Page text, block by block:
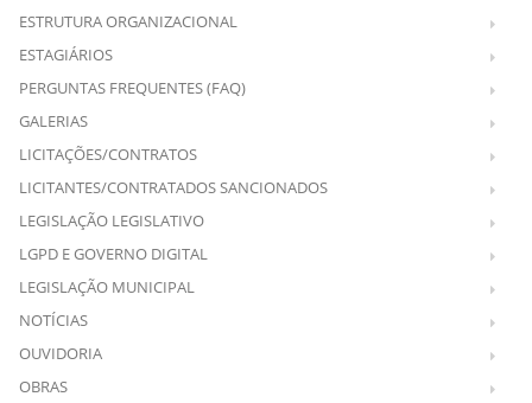
ESTRUTURA ORGANIZACIONAL
ESTAGIÁRIOS
PERGUNTAS FREQUENTES (FAQ)
GALERIAS
LICITAÇÕES/CONTRATOS
LICITANTES/CONTRATADOS SANCIONADOS
LEGISLAÇÃO LEGISLATIVO
LGPD E GOVERNO DIGITAL
LEGISLAÇÃO MUNICIPAL
NOTÍCIAS
OUVIDORIA
OBRAS